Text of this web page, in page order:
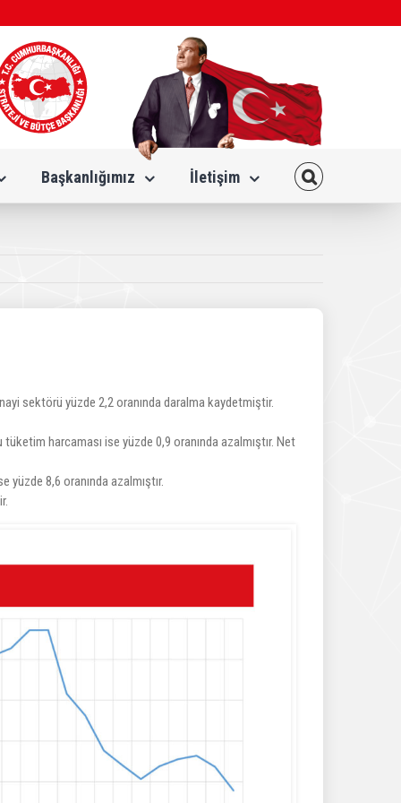
Başkanlığımız İletişim
sektörü yüzde 2,2 oranında daralma kaydetmiştir.
harcaması ise yüzde 0,9 oranında azalmıştır. Net
yüzde 8,6 oranında azalmıştır.